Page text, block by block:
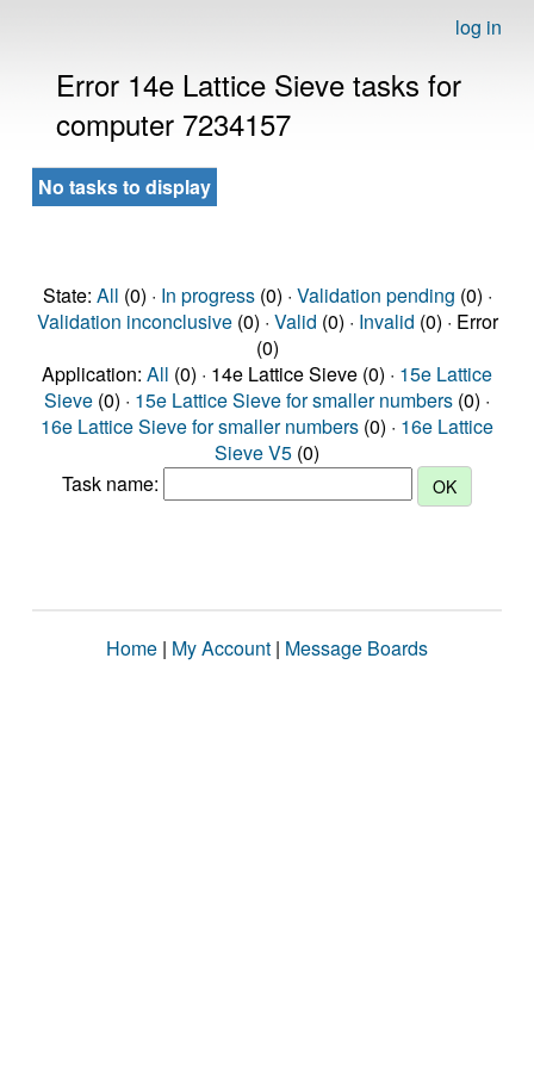
log in
Error 14e Lattice Sieve tasks for
computer 7234157
No tasks to display
State: All (0) · In progress(0) · Validation pending (0) ·
Validation inconclusive(0) · Valid (0) · Invalid (0) · Error
(0)
Application: All (0) · 14e Lattice Sieve (0) · 15e Lattice
Sieve (0) · 15e Lattice Sieve for smaller numbers (0) ·
16e Lattice Sieve for smaller numbers (0) · 16e Lattice
Sieve V5 (0)
Task name:
Home | My Account | Message Boards